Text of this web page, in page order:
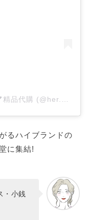
るハイブランドの
に集結!
・小銭